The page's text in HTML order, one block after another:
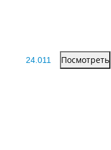
24.011 Посмотреть